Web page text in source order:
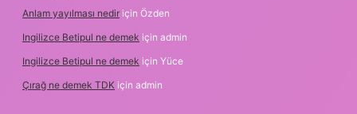
Anlam yayılması nedir için Özden
Ingilizce Betipul ne demek için admin
Ingilizce Betipul ne demek için Yüce
Çırağ ne demek TDK için admin